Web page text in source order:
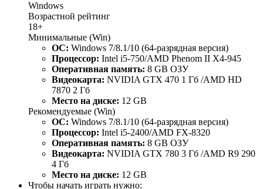
Windows
Возрастной рейтинг
18+
Минимальные (Win)
ОС: Windows 7/8.1/10 (64-разрядная версия)
Процессор: Intel i5-750/AMD Phenom II X4-945
Оперативная память: 8 GB ОЗУ
Видеокарта: NVIDIA GTX 470 1 Гб /AMD HD
7870 2 Гб
Место на диске: 12 GB
Рекомендуемые (Win)
ОС: Windows 7/8.1/10 (64-разрядная версия)
Процессор: Intel i5-2400/AMD FX-8320
Оперативная память: 8 GB ОЗУ
Видеокарта: NVIDIA GTX 780 3 Гб /AMD R9 290
4 Гб
Место на диске: 12 GB
Чтобы начать играть нужно: